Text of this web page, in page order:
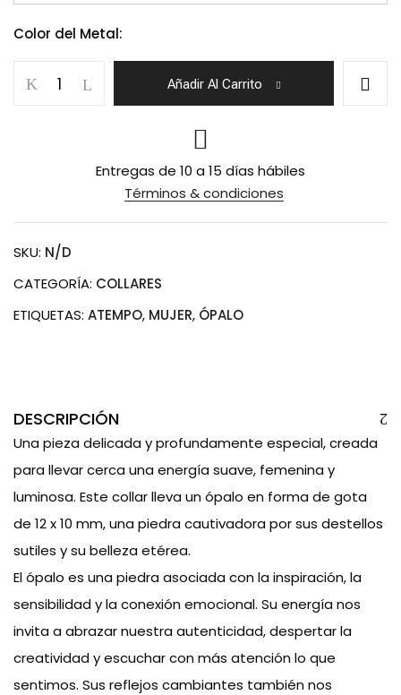
Color del Metal:
Destello
Añadir Al Carrito
Entregas de 10 a 15 días hábiles
Términos & condiciones
SKU: N/D
CATEGORÍA: COLLARES
ETIQUETAS: ATEMPO, MUJER, ÓPALO
DESCRIPCIÓN
Una pieza delicada y profundamente especial, creada
para llevar cerca una energía suave, femenina y
luminosa. Este collar lleva un ópalo en forma de gota
de 12 x 10 mm, una piedra cautivadora por sus destellos
sutiles y su belleza etérea.
El ópalo es una piedra asociada con la inspiración, la
sensibilidad y la conexión emocional. Su energía nos
invita a abrazar nuestra autenticidad, despertar la
creatividad y escuchar con más atención lo que
sentimos. Sus reflejos cambiantes también nos
Guardar mi nombre, correo